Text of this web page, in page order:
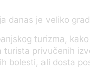
danas je veliko
turizma,
turista privučenih
bolesti, ali dosta